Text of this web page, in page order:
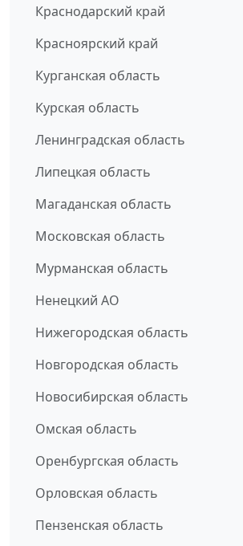
Краснодарский край
Красноярский край
Курганская область
Курская область
Ленинградская область
Липецкая область
Магаданская область
Московская область
Мурманская область
Ненецкий АО
Нижегородская область
Новгородская область
Новосибирская область
Омская область
Оренбургская область
Орловская область
Пензенская область